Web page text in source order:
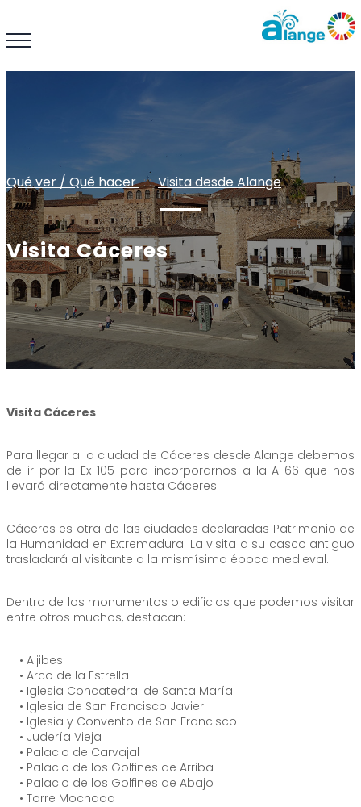
Qué ver / Qué hacer: : Visita desde Alange
Visita Cáceres
Visita Cáceres
Para llegar a la ciudad de Cáceres desde Alange debemos
de ir por la Ex-105 para incorporarnos a la A-66 que nos
llevará directamente hasta Cáceres.
Cáceres es otra de las ciudades declaradas Patrimonio de
la Humanidad en Extremadura. La visita a su casco antiguo
trasladará al visitante a la mismísima época medieval.
Dentro de los monumentos o edificios que podemos visitar
entre otros muchos, destacan:
• Aljibes
• Arco de la Estrella
• Iglesia Concatedral de Santa María
• Iglesia de San Francisco Javier
• Iglesia y Convento de San Francisco
• Judería Vieja
• Palacio de Carvajal
• Palacio de los Golfines de Arriba
• Palacio de los Golfines de Abajo
• Torre Mochada